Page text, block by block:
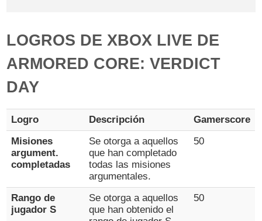
LOGROS DE XBOX LIVE DE
ARMORED CORE: VERDICT
DAY
Logro Descripción
Gamerscore
Misiones
argument.
completadas
Se otorga a aquellos
que han completado
todas las misiones
argumentales.
50
Rango de
jugador S
Se otorga a aquellos
que han obtenido el
50